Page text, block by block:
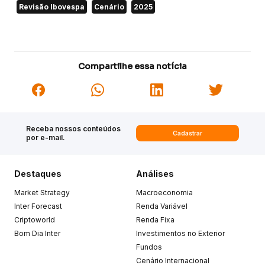
Revisão Ibovespa Cenário 2025
Compartilhe essa notícia
Receba nossos conteúdos
por e-mail.
Cadastrar
Destaques
Market Strategy
Inter Forecast
Criptoworld
Bom Dia Inter
Análises
Macroeconomia
Renda Variável
Renda Fixa
Investimentos no Exterior
Fundos
Cenário Internacional